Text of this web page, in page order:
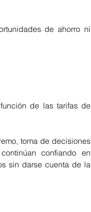
de ahorro ni
de las tarifas de
toma de decisiones
confiando en
sin darse cuenta de la